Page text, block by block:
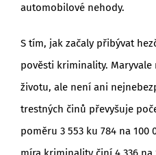
automobilové nehody.
S tím, jak začaly přibývat
pověsti kriminality.
životu, ale není ani
trestných činů převyšuje
poměru 3 553 ku 784 na 100